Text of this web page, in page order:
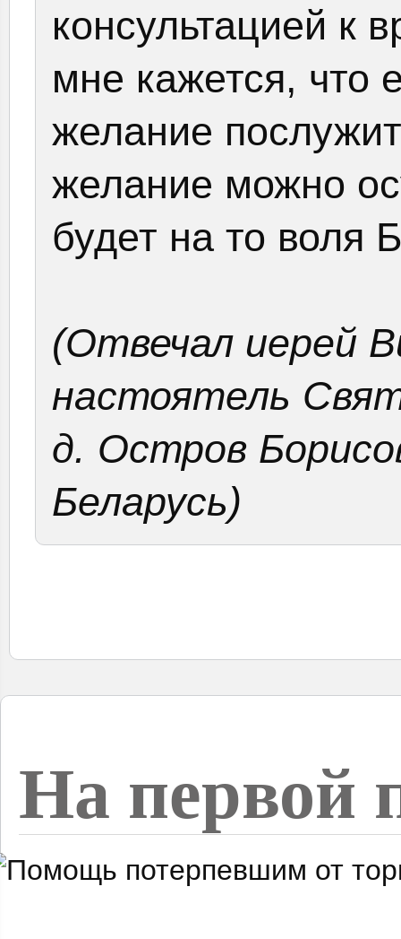
консультацией к
мне кажется, что
желание
желание можно
будет на то воля
(Отвечал иерей
настоятель
д. Остров
Беларусь)
На первой